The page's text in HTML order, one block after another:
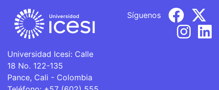
Universidad Icesi: Calle
18 No. 122-135
Pance, Cali - Colombia
Síguenos